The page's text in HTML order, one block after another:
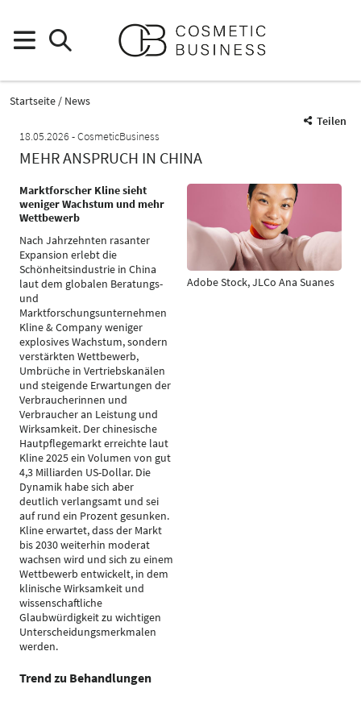
Startseite
News
Teilen
18.05.2026
CosmeticBusiness
MEHR ANSPRUCH IN CHINA
Marktforscher Kline sieht
weniger Wachstum und mehr
Wettbewerb
Nach Jahrzehnten rasanter
Expansion erlebt die
Schönheitsindustrie in China
laut dem globalen Beratungs-
und
Marktforschungsunternehmen
Kline & Company weniger
explosives Wachstum, sondern
verstärkten Wettbewerb,
Umbrüche in Vertriebskanälen
und steigende Erwartungen der
Verbraucherinnen und
Verbraucher an Leistung und
Wirksamkeit. Der chinesische
Hautpflegemarkt erreichte laut
Kline 2025 ein Volumen von gut
4,3 Milliarden US-Dollar. Die
Dynamik habe sich aber
deutlich verlangsamt und sei
auf rund ein Prozent gesunken.
Kline erwartet, dass der Markt
bis 2030 weiterhin moderat
wachsen wird und sich zu einem
Wettbewerb entwickelt, in dem
klinische Wirksamkeit und
wissenschaftliche
Glaubwürdigkeit zu wichtigen
Unterscheidungsmerkmalen
werden.
Trend zu Behandlungen
Adobe Stock, JLCo Ana Suanes